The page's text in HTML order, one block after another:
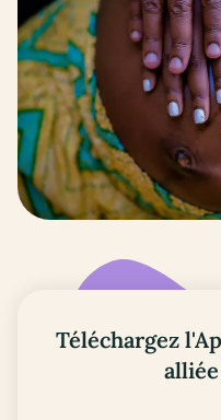
Téléchargez